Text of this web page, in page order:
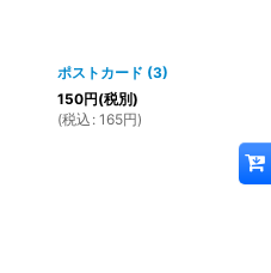
ポストカード (3)
150円(税別)
(税込 : 165円)